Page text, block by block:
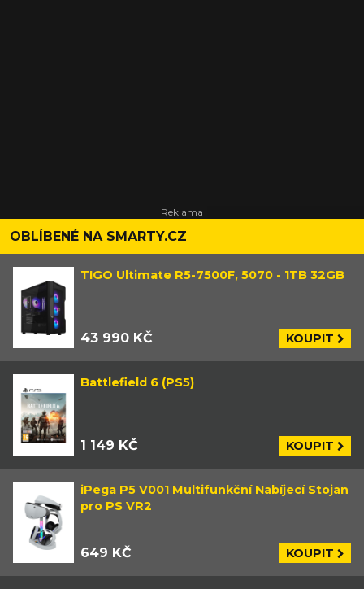
OBLÍBENÉ NA SMARTY.CZ
TIGO Ultimate R5-7500F, 5070 - 1TB 32GB
43 990 KČ KOUPIT
Battlefield 6 (PS5)
1 149 KČ KOUPIT
iPega P5 V001 Multifunkční Nabíjecí Stojan
pro PS VR2
649 KČ KOUPIT